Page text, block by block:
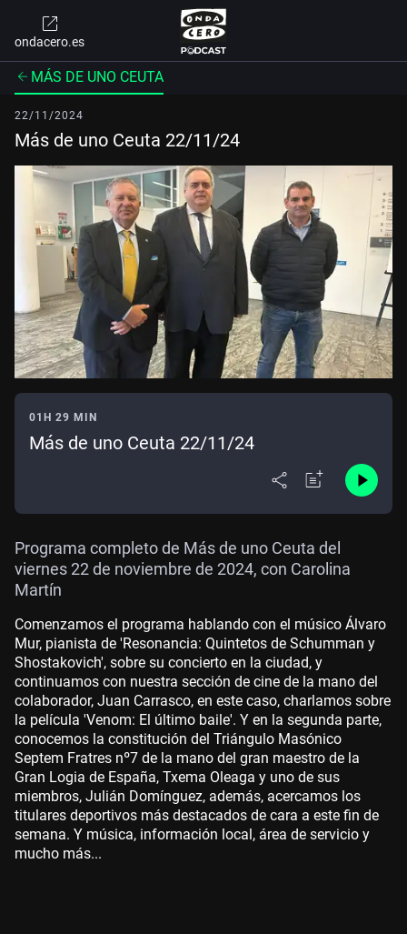
ondacero.es
MÁS DE UNO CEUTA
22/11/2024
Más de uno Ceuta 22/11/24
01H 29 MIN
Más de uno Ceuta 22/11/24
Programa completo de Más de uno Ceuta del
viernes 22 de noviembre de 2024, con Carolina
Martín
Comenzamos el programa hablando con el músico Álvaro
Mur, pianista de 'Resonancia: Quintetos de Schumman y
Shostakovich', sobre su concierto en la ciudad, y
continuamos con nuestra sección de cine de la mano del
colaborador, Juan Carrasco, en este caso, charlamos sobre
la película 'Venom: El último baile'. Y en la segunda parte,
conocemos la constitución del Triángulo Masónico
Septem Fratres nº7 de la mano del gran maestro de la
Gran Logia de España, Txema Oleaga y uno de sus
miembros, Julián Domínguez, además, acercamos los
titulares deportivos más destacados de cara a este fin de
semana. Y música, información local, área de servicio y
mucho más...